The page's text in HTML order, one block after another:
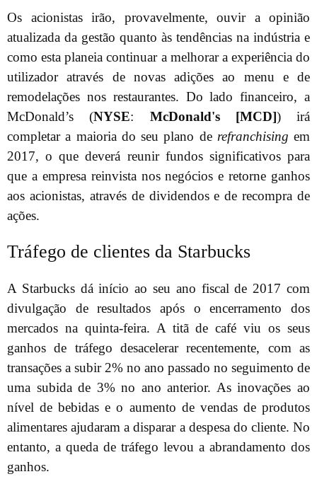
Os acionistas irão, provavelmente, ouvir a opinião
atualizada da gestão quanto às tendências na indústria e
como esta planeia continuar a melhorar a experiência do
utilizador através de novas adições ao menu e de
remodelações nos restaurantes. Do lado financeiro, a
McDonald’s (NYSE: McDonald's [MCD]) irá
completar a maioria do seu plano de refranchising em
2017, o que deverá reunir fundos significativos para
que a empresa reinvista nos negócios e retorne ganhos
aos acionistas, através de dividendos e de recompra de
ações.
Tráfego de clientes da Starbucks
A Starbucks dá início ao seu ano fiscal de 2017 com
divulgação de resultados após o encerramento dos
mercados na quinta-feira. A titã de café viu os seus
ganhos de tráfego desacelerar recentemente, com as
transações a subir 2% no ano passado no seguimento de
uma subida de 3% no ano anterior. As inovações ao
nível de bebidas e o aumento de vendas de produtos
alimentares ajudaram a disparar a despesa do cliente. No
entanto, a queda de tráfego levou a abrandamento dos
ganhos.